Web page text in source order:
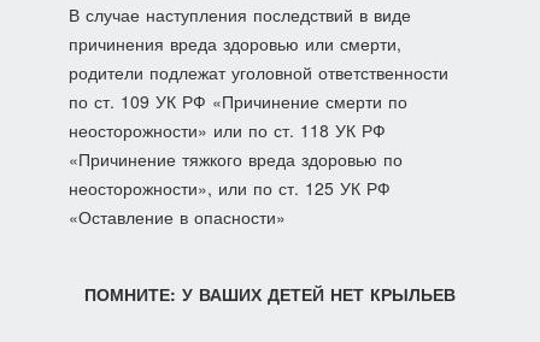
В случае наступления последствий в виде
причинения вреда здоровью или смерти,
родители подлежат уголовной ответственности
по ст. 109 УК РФ «Причинение смерти по
неосторожности» или по ст. 118 УК РФ
«Причинение тяжкого вреда здоровью по
неосторожности», или по ст. 125 УК РФ
«Оставление в опасности»
ПОМНИТЕ: У ВАШИХ ДЕТЕЙ НЕТ КРЫЛЬЕВ